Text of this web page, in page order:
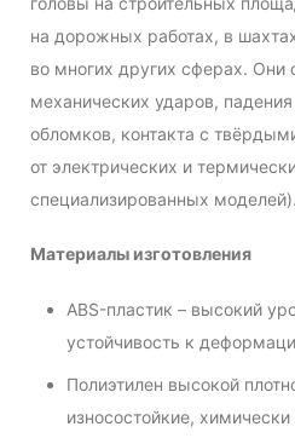
на дорожных работах, в
во многих других сферах. Они
механических ударов,
обломков, контакта с
от электрических и
специализированных моделей).
Материалы изготовления
ABS-пластик – высокий
устойчивость к
Полиэтилен высокой
износостойкие,